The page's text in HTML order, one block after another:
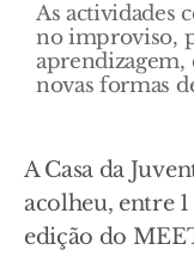
As actividades
no improviso,
aprendizagem,
novas formas
A Casa da
acolheu, entre
edição do